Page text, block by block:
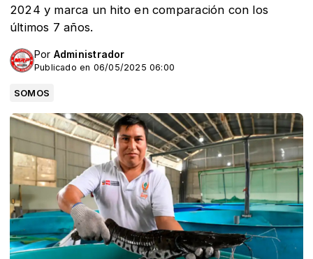
2024 y marca un hito en comparación con los
últimos 7 años.
Por Administrador
Publicado en 06/05/2025 06:00
SOMOS